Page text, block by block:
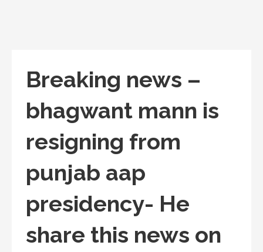
Breaking news –
bhagwant mann is
resigning from
punjab aap
presidency- He
share this news on